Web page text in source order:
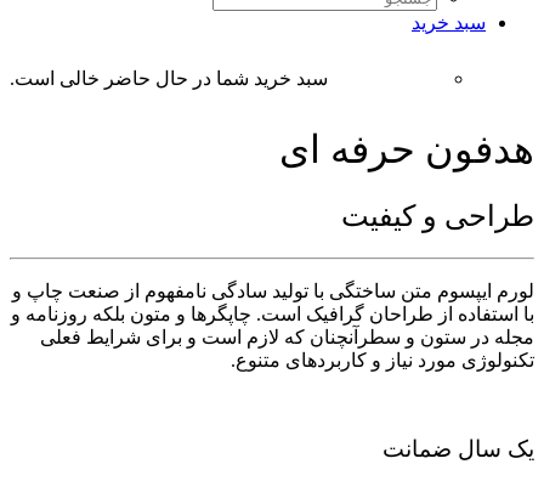
سبد خرید
سبد خرید شما در حال حاضر خالی است.
هدفون حرفه ای
طراحی و کیفیت
لورم ایپسوم متن ساختگی با تولید سادگی نامفهوم از صنعت چاپ و
با استفاده از طراحان گرافیک است. چاپگرها و متون بلکه روزنامه و
مجله در ستون و سطرآنچنان که لازم است و برای شرایط فعلی
تکنولوژی مورد نیاز و کاربردهای متنوع.
یک سال ضمانت